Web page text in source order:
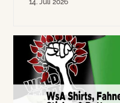
14. Juli 2026